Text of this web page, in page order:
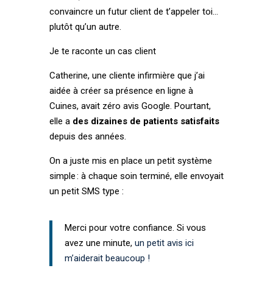
convaincre un futur client de t’appeler toi…
plutôt qu’un autre.
Je te raconte un cas client
Catherine, une cliente infirmière que j’ai
aidée à créer sa présence en ligne à
Cuines, avait zéro avis Google. Pourtant,
elle a des dizaines de patients satisfaits
depuis des années.
On a juste mis en place un petit système
simple : à chaque soin terminé, elle envoyait
un petit SMS type :
Merci pour votre confiance. Si vous
avez une minute,un petit avis ici
m’aiderait beaucoup !